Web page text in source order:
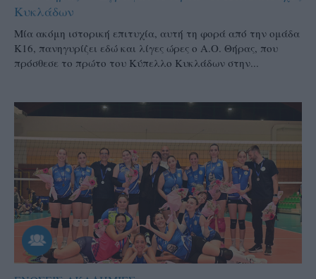
Κυκλάδων
Μία ακόμη ιστορική επιτυχία, αυτή τη φορά από την ομάδα
Κ16, πανηγυρίζει εδώ και λίγες ώρες ο Α.Ο. Θήρας, που
πρόσθεσε το πρώτο του Κύπελλο Κυκλάδων στην...